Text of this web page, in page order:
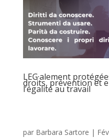
LEG·alement
droits, prévention et
l’égalité au travail
par Barbara Sartore |